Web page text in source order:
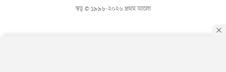
স্বত্ব © ১৯৯৮-২০২৬ প্রথম আলো